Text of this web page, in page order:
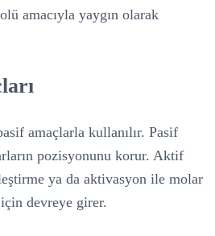
amacıyla yaygın olarak
amaçlarla kullanılır. Pasif
pozisyonunu korur. Aktif
ya da aktivasyon ile molar
devreye girer.